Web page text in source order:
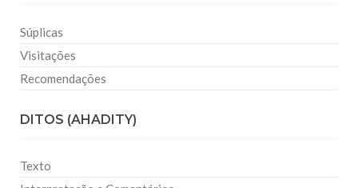
Súplicas
Visitações
Recomendações
DITOS (AHADITY)
Texto